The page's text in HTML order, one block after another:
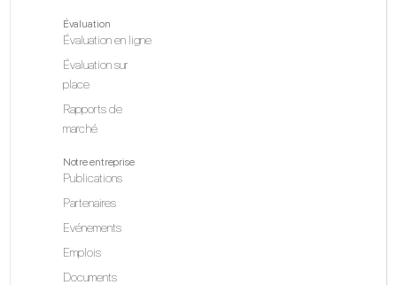
Évaluation
Évaluation en ligne
Évaluation sur
place
Rapports de
marché
Notre entreprise
Publications
Partenaires
Evénements
Emplois
Documents